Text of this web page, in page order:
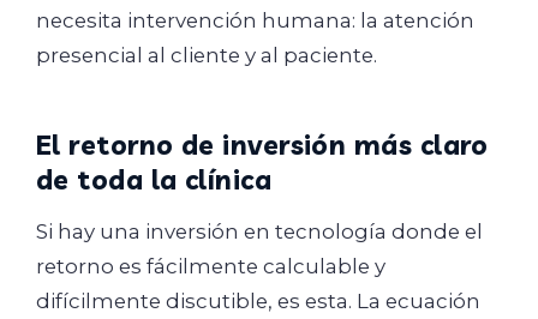
necesita intervención humana: la atención
presencial al cliente y al paciente.
El retorno de inversión más claro
de toda la clínica
Si hay una inversión en tecnología donde el
retorno es fácilmente calculable y
difícilmente discutible, es esta. La ecuación